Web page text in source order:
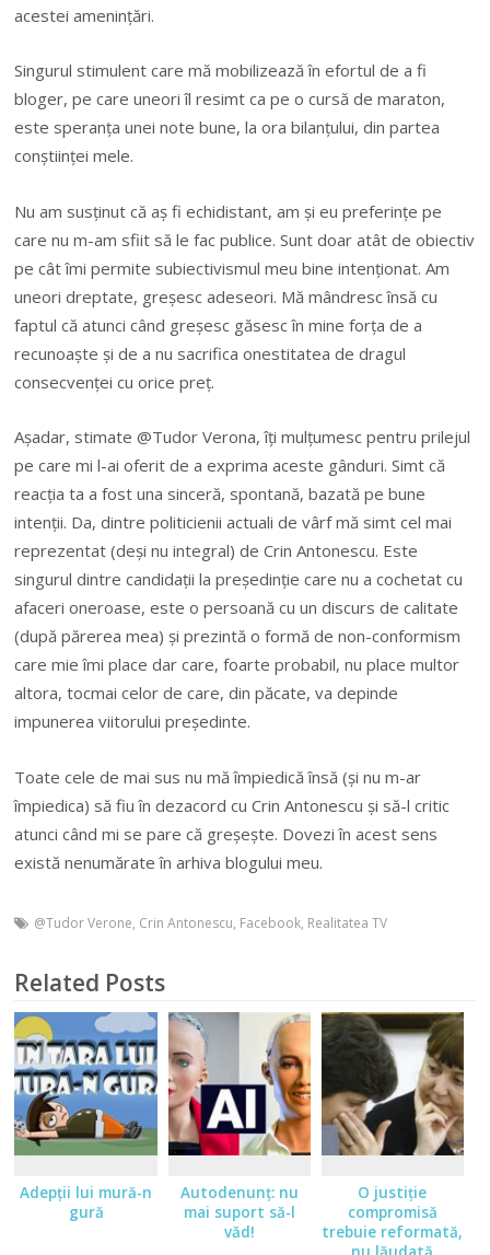
acestei amenințări.
Singurul stimulent care mă mobilizează în efortul de a fi
bloger, pe care uneori îl resimt ca pe o cursă de maraton,
este speranța unei note bune, la ora bilanțului, din partea
conștiinței mele.
Nu am susținut că aș fi echidistant, am și eu preferințe pe
care nu m-am sfiit să le fac publice. Sunt doar atât de obiectiv
pe cât îmi permite subiectivismul meu bine intenționat. Am
uneori dreptate, greșesc adeseori. Mă mândresc însă cu
faptul că atunci când greșesc găsesc în mine forța de a
recunoaște și de a nu sacrifica onestitatea de dragul
consecvenței cu orice preț.
Așadar, stimate @Tudor Verona, îți mulțumesc pentru prilejul
pe care mi l-ai oferit de a exprima aceste gânduri. Simt că
reacția ta a fost una sinceră, spontană, bazată pe bune
intenții. Da, dintre politicienii actuali de vârf mă simt cel mai
reprezentat (deși nu integral) de Crin Antonescu. Este
singurul dintre candidații la președinție care nu a cochetat cu
afaceri oneroase, este o persoană cu un discurs de calitate
(după părerea mea)și prezintă o formă de non-conformism
care mie îmi place dar care, foarte probabil, nu place multor
altora, tocmai celor de care, din păcate, va depinde
impunerea viitorului președinte.
Toate cele de mai sus nu mă împiedică însă (și nu m-ar
împiedica) să fiu în dezacord cu Crin Antonescu și să-l critic
atunci când mi se pare că greșește. Dovezi în acest sens
există nenumărate în arhiva blogului meu.
@Tudor Verone, Crin Antonescu, Facebook, Realitatea TV
Related Posts
Adepţii lui mură-n
gură
Autodenunţ: nu
mai suport să-l
văd!
O justiţie
compromisă
trebuie reformată,